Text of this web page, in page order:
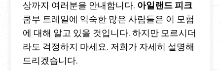
상까지 여러분을 안내합니다. 아일랜드 피크
쿰부 트레일에 익숙한 많은 사람들은 이 모험
에 대해 알고 있을 것입니다. 하지만 모르시더
라도 걱정하지 마세요. 저희가 자세히 설명해
드리겠습니다.